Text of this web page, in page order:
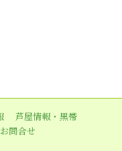
芦屋情報・黒帯
問合せ